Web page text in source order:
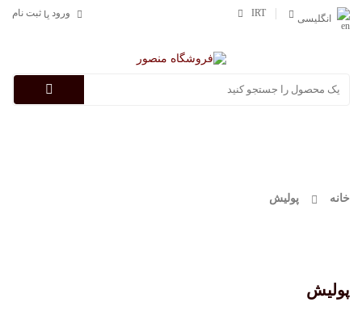
انگلیسی
IRT ورود یا ثبت نام
خانه پولیش
پولیش